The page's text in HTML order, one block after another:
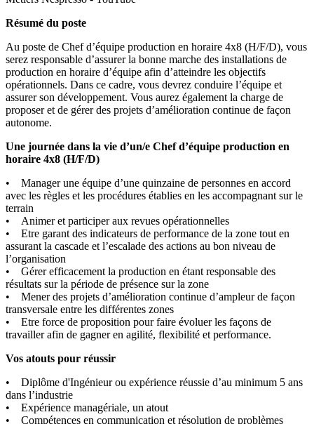
Résumé du poste
Au poste de Chef d’équipe production en horaire 4x8 (H/F/D), vous
serez responsable d’assurer la bonne marche des installations de
production en horaire d’équipe afin d’atteindre les objectifs
opérationnels. Dans ce cadre, vous devrez conduire l’équipe et
assurer son développement. Vous aurez également la charge de
proposer et de gérer des projets d’amélioration continue de façon
autonome.
Une journée dans la vie d’un/e Chef d’équipe production en
horaire 4x8 (H/F/D)
• Manager une équipe d’une quinzaine de personnes en accord
avec les règles et les procédures établies en les accompagnant sur le
terrain
• Animer et participer aux revues opérationnelles
• Etre garant des indicateurs de performance de la zone tout en
assurant la cascade et l’escalade des actions au bon niveau de
l’organisation
• Gérer efficacement la production en étant responsable des
résultats sur la période de présence sur la zone
• Mener des projets d’amélioration continue d’ampleur de façon
transversale entre les différentes zones
• Etre force de proposition pour faire évoluer les façons de
travailler afin de gagner en agilité, flexibilité et performance.
Vos atouts pour réussir
• Diplôme d'Ingénieur ou expérience réussie d’au minimum 5 ans
dans l’industrie
• Expérience managériale, un atout
• Compétences en communication et résolution de problèmes